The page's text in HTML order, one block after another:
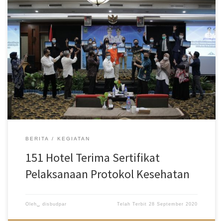
Disbudpar Batam- Sebanyak 151 hotel di Batam menerima
sertifikat penerapan pelaksanaan protokol kesehatan. Acara serah
terima oleh Walikota Batam yang diwakili Seketaris Daerah (Sekda)
Kota Batam, Jefridin Hamid, bertempat di Travelodge Hotel
Batam, Rabu (23/9). Jefridin mengatakan, sertifikat ini sebagai
apreasi Wali Kota Batam, Muhammad Rudi kepada pelaku jasa
usaha perhotelan yang telah mematuhi dan melaksanakan
protokol kesehatan di tempat usahanya. Adanya sertifikat ini akan
memberikan keyakinan dan juga rasa aman bagi tamu hotel
tersebut karena sudah diakui pemerintah, sebutnya. Dirinya
berharap usaha ini dpat menjadi stimulus bagi dunia pariwisata
Batam, khususnya bagi usaha jasa perhotelan. Dikatakannya, sejak
BERITA KEGIATAN
151 Hotel Terima Sertifikat
Pelaksanaan Protokol Kesehatan
Oleh␣ disbudpar Telah Terbit28 September 2020